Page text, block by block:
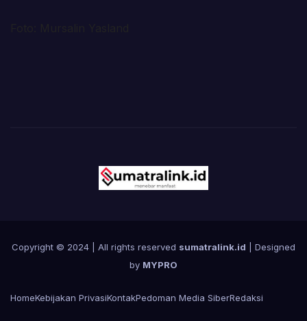
Copyright © 2024 | All rights reserved sumatralink.id | Designed
by MYPRO
HomeKebijakan PrivasiKontakPedoman Media SiberRedaksi